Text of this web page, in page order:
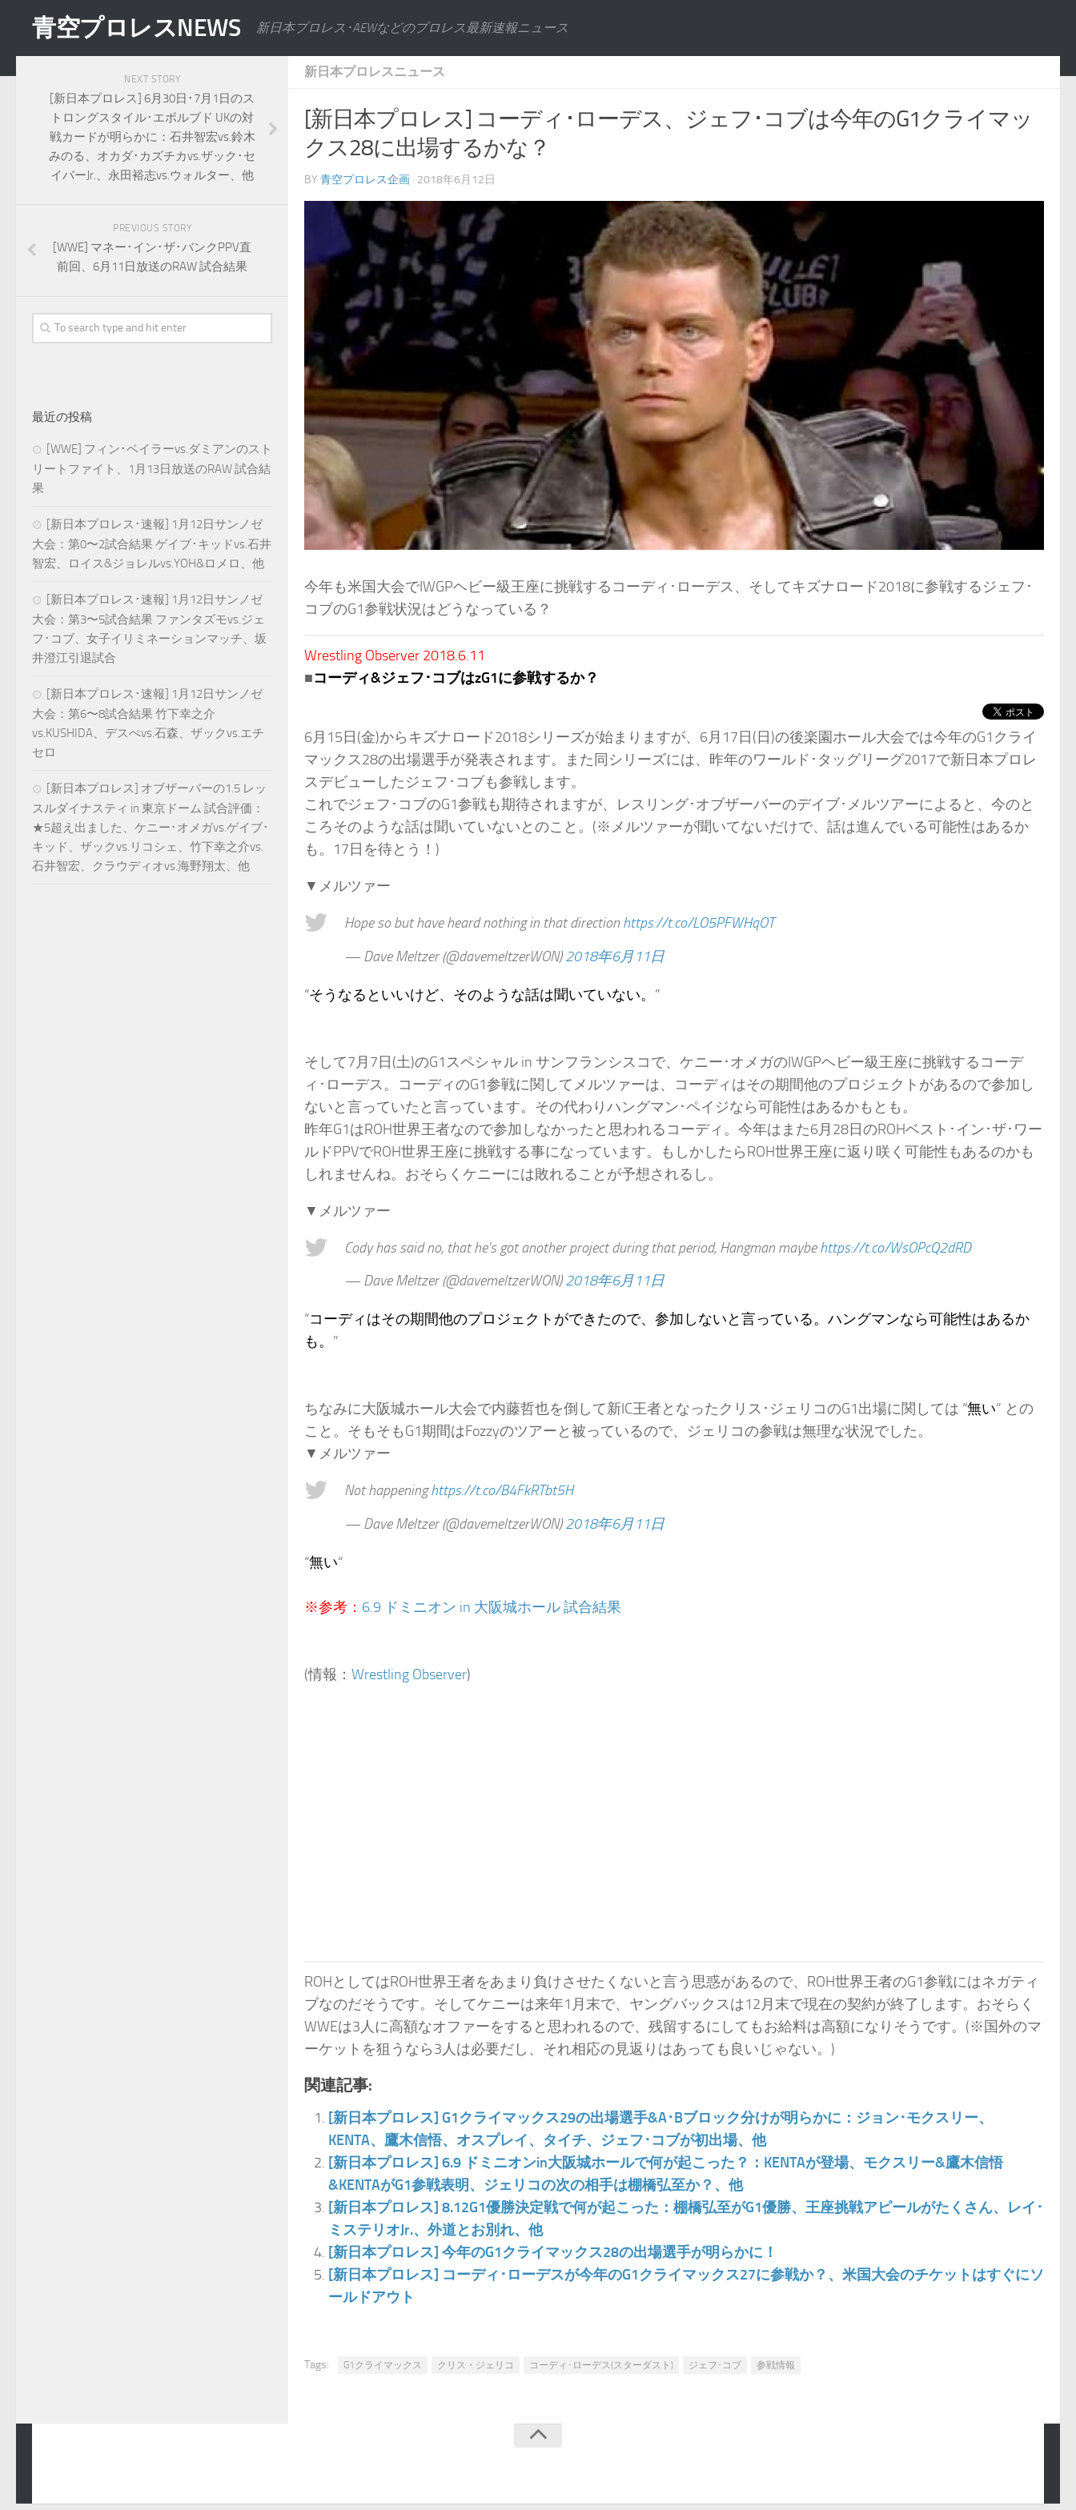
青空プロレスNEWS 新日本プロレス･AEWなどのプロレス最新速報ニュース
新日本プロレスニュース
[新日本プロレス] コーディ･ローデス、ジェフ･コブは今年のG1クライマッ
クス28に出場するかな？
BY 青空プロレス企画 · 2018年6月12日
今年も米国大会でIWGPヘビー級王座に挑戦するコーディ･ローデス、そしてキズナロード2018に参戦するジェフ･
コブのG1参戦状況はどうなっている？
Wrestling Observer 2018.6.11
■コーディ&ジェフ･コブはzG1に参戦するか？
6月15日(金)からキズナロード2018シリーズが始まりますが、6月17日(日)の後楽園ホール大会では今年のG1クライ
マックス28の出場選手が発表されます。また同シリーズには、昨年のワールド･タッグリーグ2017で新日本プロレ
スデビューしたジェフ･コブも参戦します。
これでジェフ･コブのG1参戦も期待されますが、レスリング･オブザーバーのデイブ･メルツアーによると、今のと
ころそのような話は聞いていないとのこと。(※メルツァーが聞いてないだけで、話は進んでいる可能性はあるか
も。17日を待とう！)
▼メルツァー
Hope so but have heard nothing in that direction https://t.co/LO5PFWHqOT
— Dave Meltzer (@davemeltzerWON)2018年6月11日
“そうなるといいけど、そのような話は聞いていない。 ”
そして7月7日(土)のG1スペシャル in サンフランシスコで、ケニー･オメガのIWGPヘビー級王座に挑戦するコーデ
ィ･ローデス。コーディのG1参戦に関してメルツァーは、コーディはその期間他のプロジェクトがあるので参加し
ないと言っていたと言っています。その代わりハングマン･ペイジなら可能性はあるかもとも。
昨年G1はROH世界王者なので参加しなかったと思われるコーディ。今年はまた6月28日のROHベスト･イン･ザ･ワー
ルドPPVでROH世界王座に挑戦する事になっています。もしかしたらROH世界王座に返り咲く可能性もあるのかも
しれませんね。おそらくケニーには敗れることが予想されるし。
▼メルツァー
Cody has said no, that he's got another project during that period, Hangman maybehttps://t.co/WsOPcQ2dRD
— Dave Meltzer (@davemeltzerWON)2018年6月11日
“コーディはその期間他のプロジェクトができたので、参加しないと言っている。ハングマンなら可能性はあるか
も。 ”
ちなみに大阪城ホール大会で内藤哲也を倒して新IC王者となったクリス･ジェリコのG1出場に関しては “無い” との
こと。そもそもG1期間はFozzyのツアーと被っているので、ジェリコの参戦は無理な状況でした。
▼メルツァー
Not happeninghttps://t.co/B4FkRTbt5H
— Dave Meltzer (@davemeltzerWON)2018年6月11日
“無い“
※参考： 6.9 ドミニオン in 大阪城ホール 試合結果
(情報： Wrestling Observer)
ROHとしてはROH世界王者をあまり負けさせたくないと言う思惑があるので、ROH世界王者のG1参戦にはネガティ
ブなのだそうです。そしてケニーは来年1月末で、ヤングバックスは12月末で現在の契約が終了します。おそらく
WWEは3人に高額なオファーをすると思われるので、残留するにしてもお給料は高額になりそうです。(※国外のマ
ーケットを狙うなら3人は必要だし、それ相応の見返りはあっても良いじゃない。)
関連記事:
[新日本プロレス] G1クライマックス29の出場選手&A･Bブロック分けが明らかに：ジョン･モクスリー、
KENTA、鷹木信悟、オスプレイ、タイチ、ジェフ･コブが初出場、他
[新日本プロレス] 6.9 ドミニオンin大阪城ホールで何が起こった？：KENTAが登場、モクスリー&鷹木信悟
&KENTAがG1参戦表明、ジェリコの次の相手は棚橋弘至か？、他
[新日本プロレス] 8.12G1優勝決定戦で何が起こった：棚橋弘至がG1優勝、王座挑戦アピールがたくさん、レイ･
ミステリオJr.、外道とお別れ、他
[新日本プロレス] 今年のG1クライマックス28の出場選手が明らかに！
[新日本プロレス] コーディ･ローデスが今年のG1クライマックス27に参戦か？、米国大会のチケットはすぐにソ
ールドアウト
Tags: G1クライマックス クリス・ジェリコ コーディ･ローデス(スターダスト) ジェフ･コブ 参戦情報
NEXT STORY
[新日本プロレス] 6月30日･7月1日のス
トロングスタイル･エボルブド UKの対
戦カードが明らかに：石井智宏vs.鈴木
みのる、オカダ･カズチカvs.ザック･セ
イバーJr.、永田裕志vs.ウォルター、他
PREVIOUS STORY
[WWE] マネー･イン･ザ･バンクPPV直
前回、6月11日放送のRAW 試合結果
最近の投稿
[WWE] フィン･ベイラーvs.ダミアンのスト
リートファイト、1月13日放送のRAW 試合結
果
[新日本プロレス･速報] 1月12日サンノゼ
大会：第0〜2試合結果 ゲイブ･キッドvs.石井
智宏、ロイス&ジョレルvs.YOH&ロメロ、他
[新日本プロレス･速報] 1月12日サンノゼ
大会：第3〜5試合結果 ファンタズモvs.ジェ
フ･コブ、女子イリミネーションマッチ、坂
井澄江引退試合
[新日本プロレス･速報] 1月12日サンノゼ
大会：第6〜8試合結果 竹下幸之介
vs.KUSHIDA、デスぺvs.石森、ザックvs.エチ
セロ
[新日本プロレス] オブザーバーの1.5 レッ
スルダイナスティ in 東京ドーム 試合評価：
★5超え出ました、ケニー･オメガvs.ゲイブ･
キッド、ザックvs.リコシェ、竹下幸之介vs.
石井智宏、クラウディオvs.海野翔太、他